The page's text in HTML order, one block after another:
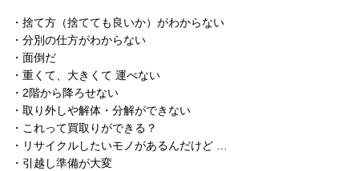
・捨て方（捨てても良いか）がわからない
・分別の仕方がわからない
・面倒だ
・重くて、大きくて 運べない
・2階から降ろせない
・取り外しや解体・分解ができない
・これって買取りができる？
・リサイクルしたいモノがあるんだけど …
・引越し準備が大変